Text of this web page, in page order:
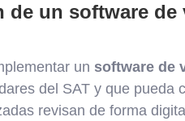
de un software
un software de
del SAT y que pueda
revisan de forma